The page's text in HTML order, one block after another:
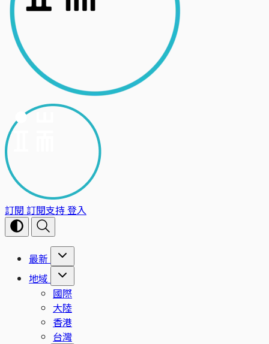
訂閱 訂閱支持登入
最新
地域
國際
大陸
香港
台灣